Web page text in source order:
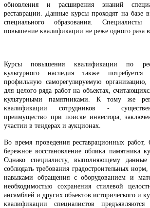
обновления и расширения знаний
реставрации. Данные курсы проходят на базе
специального образования.
повышение квалификации не реже одного раза в
Курсы повышения квалификации по
культурного наследия также
профильную саморегулируемую организацию,
для целого ряда работ на объектах,
культурными памятниками. К тому же
квалификации сотрудников -
преимущество при поиске инвестора,
участии в тендерах и аукционах.
Во время проведения реставрационных работ,
бережное восстановление облика памятника
Однако специалисту, выполняющему данные
соблюдать требования градостроительных норм,
навыками обращения с оборудованием и
необходимостью сохранения стилевой
ансамблей и других объектов исторического и
квалификации специалистов предъявляются